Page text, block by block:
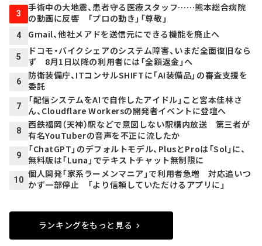
3
手術中の大地震、患者守る医療スタッフ……熊本総合病院
の動画に反響 「プロの動き」「尊敬」
4 Gmail、他社メアドを送信元にできる機能を廃止へ
5
ドコモ・バイクシェアのシステム障害、いまだ全面復旧なら
ず 8月1日以降の利用者には「全額返金」へ
6
防衛装備庁、ITコンサルSHIFTに「AI装備品」の審査支援を
委託
7
「配信システムをAIで自作したアイドル」こと宮本佳林さ
ん、Cloudflare Workersの開発者イベントに登壇へ
8
西鉄福岡（天神）駅などで意図しない駅構内放送 第三者が
有名YouTuberの音声を不正に流したか
9
「ChatGPT」のデフォルトモデル、PlusとProは「Sol」に、
無料版は「Luna」でテキストチャット無制限に
10
個人開発「家系ラーメンマニア」で利用者急増 対応追いつ
かず一部停止 「より信頼していただけるアプリに」
ランキングをもっと見る